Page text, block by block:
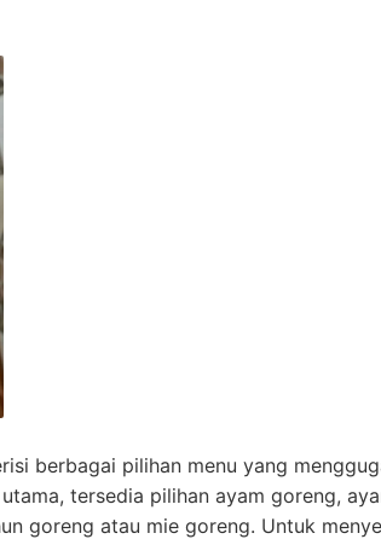
berbagai pilihan menu yang
tersedia pilihan ayam goreng,
goreng atau mie goreng. Untuk